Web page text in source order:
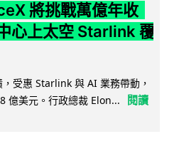
將挑戰萬億年收
心上太空 Starlink 覆
受惠 Starlink 與 AI 業務帶動，
億美元。行政總裁 Elon...
閱讀